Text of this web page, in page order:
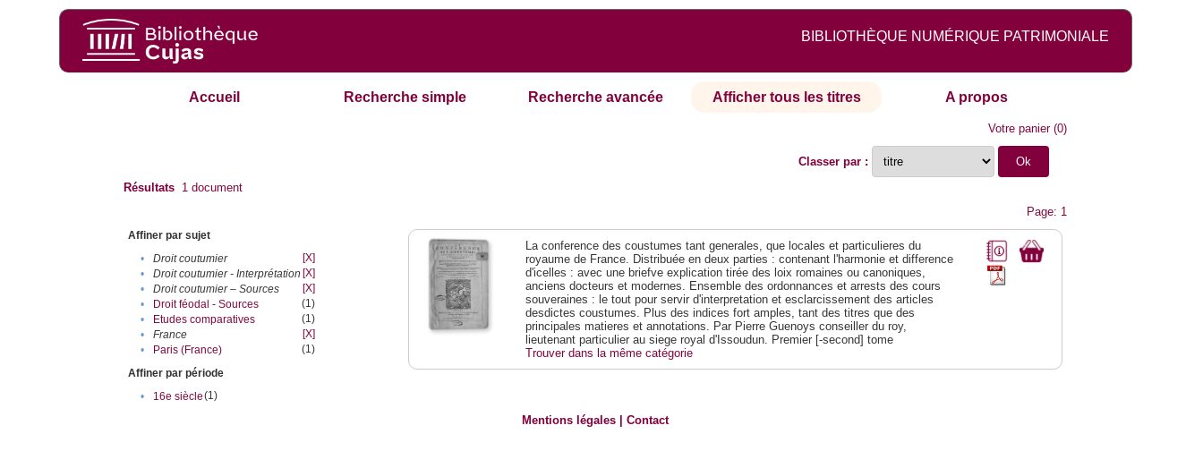
BIBLIOTHÈQUE NUMÉRIQUE PATRIMONIALE
Accueil Recherche simple Recherche avancée Afficher tous les titres A propos
Votre panier(0)
Classer par :
Résultats 1 document
Page: 1
Affiner par sujet
•
Droit coutumier
[X]
•
Droit coutumier - Interprétation [X]
•
Droit coutumier – Sources
[X]
•
Droit féodal - Sources
(1)
•
Etudes comparatives
(1)
•
France
[X]
•
Paris (France)
(1)
Affiner par période
•
16e siècle(1)
La conference des coustumes tant generales, que locales et particulieres du
royaume de France. Distribuée en deux parties : contenant l'harmonie et difference
d'icelles : avec une briefve explication tirée des loix romaines ou canoniques,
anciens docteurs et modernes. Ensemble des ordonnances et arrests des cours
souveraines : le tout pour servir d'interpretation et esclarcissement des articles
desdictes coustumes. Plus des indices fort amples, tant des titres que des
principales matieres et annotations. Par Pierre Guenoys conseiller du roy,
lieutenant particulier au siege royal d'Issoudun. Premier [-second] tome
Trouver dans la même catégorie
Mentions légales |Contact